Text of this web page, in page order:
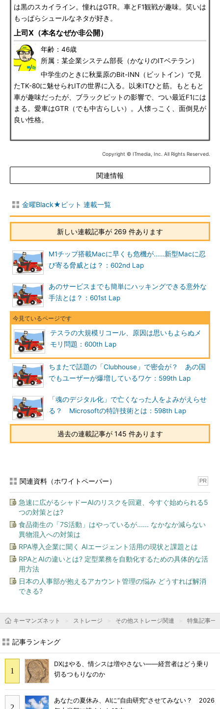
は黒のスカイライン。憧れはGTR。車とF1観戦が趣味。笑いは
もっぱらシュールなネタが好き。
上司X（本名なぜか非公開）
年齢：46歳
所属：某企業システム部長（かなりのITベテラン）
中学生のときに秋葉原のBit-INN（ビットイン）で見
たTK-80に魅せられITの世界に入る。以来ITひと筋。もともと
車が趣味だったが、ブラックピットの影響で、つい最近F1には
まる。愛車はGTR（でも中古らしい）。人懐っこく、面倒見が
良い性格。
Copyright © ITmedia, Inc. All Rights Reserved.
関連情報
金曜Black★ピット 連載一覧
新しい連載記事が 269 件あります
M1チップ搭載Macに早くも危機が……新型Macに忍
び寄る脅威とは？：602nd Lap
あのサービスまでも簡単にハッキングできる意外な
手法とは？：601st Lap
テスラの大規模リコール、原因は思いもよらぬメ
モリ問題：600th Lap
ちまたで話題の「Clubhouse」で密会が？ あの国
でもユーザーが爆増しているワケ：599th Lap
「魂のデジタル化」で亡くなった人をよみがえらせ
る？ Microsoftの特許技術とは：598th Lap
過去の連載記事が 145 件あります
関連資料（ホワイトペーパー） PR
急速に広がるシャドーAIのリスクを回避、今すぐ始められる5
つの対策とは?
食品衛生の「7S活動」はやっているが...... なかなか減らない
異物混入への対策は
RPA導入企業に聞く AIエージェント活用の現状と課題とは
RPAとAIの違いとは? 定型業務を自動化するための具体的な活
用方法
日本の人事部が抱えるアカウント管理の悩み どうすれば解消
できる?
キーマンズネット ストレージ その他ストレージ関連 特集記事一
記事ランキング
DXはやる、情シスは増やさない――経営者はどう乗り
切るつもりなのか
あなたの夏休み、AIに“自由研究”させてみない？ 2026